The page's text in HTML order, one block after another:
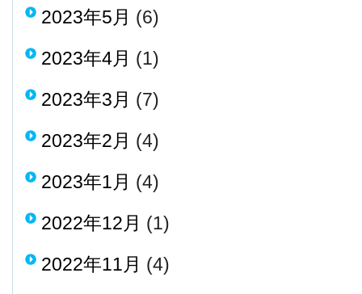
2023年5月 (6)
2023年4月 (1)
2023年3月 (7)
2023年2月 (4)
2023年1月 (4)
2022年12月 (1)
2022年11月 (4)